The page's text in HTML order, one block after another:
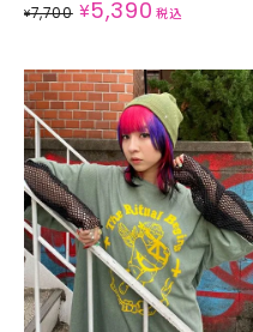
¥7,700 ¥5,390 税込